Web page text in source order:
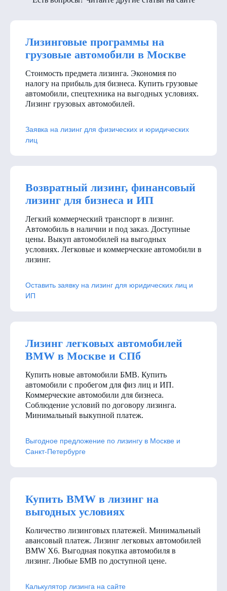
Лизинговые программы на
грузовые автомобили в Москве
Стоимость предмета лизинга. Экономия по
налогу на прибыль для бизнеса. Купить грузовые
автомобили, спецтехника на выгодных условиях.
Лизинг грузовых автомобилей.
Заявка на лизинг для физических и юридических
лиц
Возвратный лизинг, финансовый
лизинг для бизнеса и ИП
Легкий коммерческий транспорт в лизинг.
Автомобиль в наличии и под заказ. Доступные
цены. Выкуп автомобилей на выгодных
условиях. Легковые и коммерческие автомобили в
лизинг.
Оставить заявку на лизинг для юридических лиц и
ИП
Лизинг легковых автомобилей
BMW в Москве и СПб
Купить новые автомобили БМВ. Купить
автомобили с пробегом для физ лиц и ИП.
Коммерческие автомобили для бизнеса.
Соблюдение условий по договору лизинга.
Минимальный выкупной платеж.
Выгодное предложение по лизингу в Москве и
Санкт-Петербурге
Купить BMW в лизинг на
выгодных условиях
Количество лизинговых платежей. Минимальный
авансовый платеж. Лизинг легковых автомобилей
BMW X6. Выгодная покупка автомобиля в
лизинг. Любые БМВ по доступной цене.
Калькулятор лизинга на сайте